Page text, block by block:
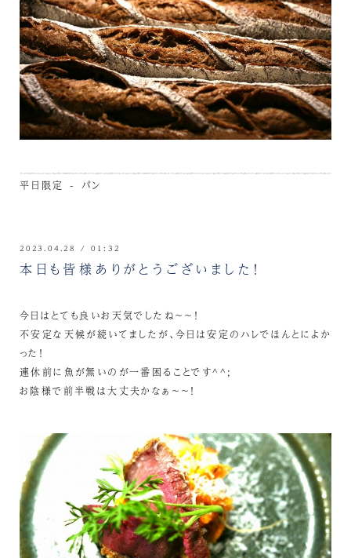
平日限定 - パン
2023.04.28 / 01:32
本日も皆様ありがとうございました！
今日はとても良いお天気でしたね～～！
不安定な天候が続いてましたが、今日は安定のハレでほんとによか
った！
連休前に魚が無いのが一番困ることです^^;
お陰様で前半戦は大丈夫かなぁ～～！